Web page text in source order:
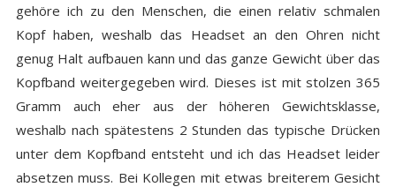
gehöre ich zu den Menschen, die einen relativ schmalen
Kopf haben, weshalb das Headset an den Ohren nicht
genug Halt aufbauen kann und das ganze Gewicht über das
Kopfband weitergegeben wird. Dieses ist mit stolzen 365
Gramm auch eher aus der höheren Gewichtsklasse,
weshalb nach spätestens 2 Stunden das typische Drücken
unter dem Kopfband entsteht und ich das Headset leider
absetzen muss. Bei Kollegen mit etwas breiterem Gesicht